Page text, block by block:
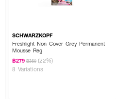
SCHWARZKOPF
Freshlight Non Cover Grey Permanent
Mousse Reg
฿279 ฿359 (22%)
8 Variations